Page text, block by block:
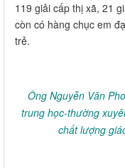
119 giải cấp thị xã, 21
còn có hàng chục em
trẻ.
Ông Nguyễn Văn
trung học-thường
chất lượng